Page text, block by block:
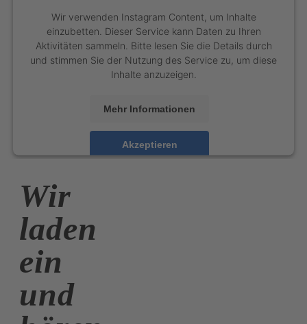
Wir verwenden Instagram Content, um Inhalte
einzubetten. Dieser Service kann Daten zu Ihren
Aktivitäten sammeln. Bitte lesen Sie die Details durch
und stimmen Sie der Nutzung des Service zu, um diese
Inhalte anzuzeigen.
Mehr Informationen
Akzeptieren
Wir
laden
ein
und